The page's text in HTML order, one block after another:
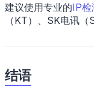
建议使用专业的IP检
（KT）、SK电讯
结语